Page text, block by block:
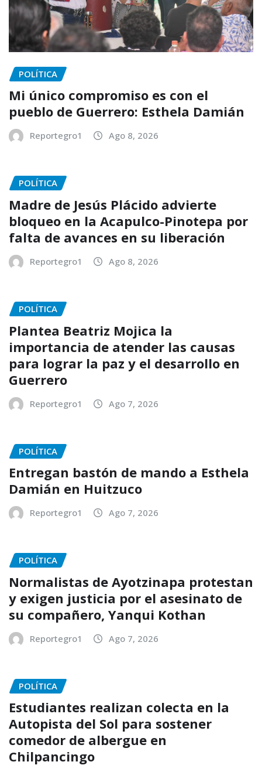
POLÍTICA
Mi único compromiso es con el
pueblo de Guerrero: Esthela Damián
Reportegro1 Ago 8, 2026
POLÍTICA
Madre de Jesús Plácido advierte
bloqueo en la Acapulco-Pinotepa por
falta de avances en su liberación
Reportegro1 Ago 8, 2026
POLÍTICA
Plantea Beatriz Mojica la
importancia de atender las causas
para lograr la paz y el desarrollo en
Guerrero
Reportegro1 Ago 7, 2026
POLÍTICA
Entregan bastón de mando a Esthela
Damián en Huitzuco
Reportegro1 Ago 7, 2026
POLÍTICA
Normalistas de Ayotzinapa protestan
y exigen justicia por el asesinato de
su compañero, Yanqui Kothan
Reportegro1 Ago 7, 2026
POLÍTICA
Estudiantes realizan colecta en la
Autopista del Sol para sostener
comedor de albergue en
Chilpancingo